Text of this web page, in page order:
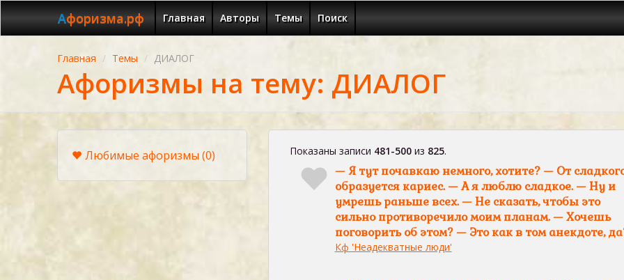
Афоризма.рф Главная Авторы Темы Поиск
Главная Темы ДИАЛОГ
Афоризмы на тему: ДИАЛОГ
Любимые афоризмы(0) Показаны записи 481-500из 825.
— Я тут почавкаю немного, хотите? — От
образуется кариес. — А я люблю сладкое. — Ну и
умрешь раньше всех. — Не сказать, чтобы это
сильно противоречило моим планам. — Хочешь
поговорить об этом? — Это как в том анекдоте,
Кф 'Неадекватные люди'